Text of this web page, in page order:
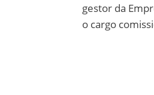
gestor da
o cargo